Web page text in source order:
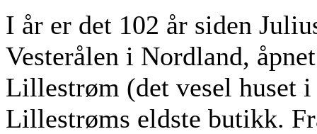
I år er det 102 år siden
Vesterålen i Nordland,
Lillestrøm (det vesel huset
Lillestrøms eldste butikk.